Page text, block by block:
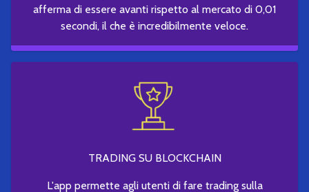
afferma di essere avanti rispetto al mercato di 0,01
secondi, il che è incredibilmente veloce.
TRADING SU BLOCKCHAIN
L'app permette agli utenti di fare trading sulla